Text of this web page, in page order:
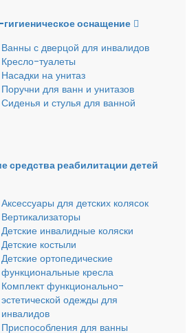
оснащение
Ванны с дверцой для инвалидов
Кресло-туалеты
Насадки на унитаз
Поручни для ванн и унитазов
Сиденья и стулья для ванной
средства реабилитации детей
Аксессуары для детских колясок
Вертикализаторы
Детские инвалидные коляски
Детские костыли
Детские ортопедические
функциональные кресла
Комплект функционально-
эстетической одежды для
инвалидов
Приспособления для ванны